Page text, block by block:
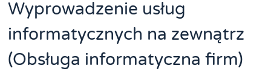
Wyprowadzenie usług
informatycznych na zewnątrz
(Obsługa informatyczna firm)